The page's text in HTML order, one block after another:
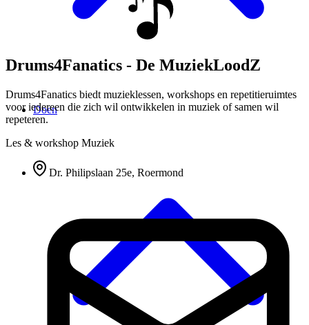
Doen
Drums4Fanatics - De MuziekLoodZ
Drums4Fanatics biedt muzieklessen, workshops en repetitieruimtes
voor iedereen die zich wil ontwikkelen in muziek of samen wil
repeteren.
Les & workshop Muziek
Dr. Philipslaan 25e, Roermond